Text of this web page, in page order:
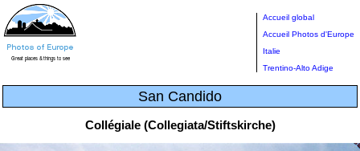
Accueil global
Accueil Photos d'Europe
Italie
Trentino-Alto Adige
San Candido
Collégiale (Collegiata/Stiftskirche)